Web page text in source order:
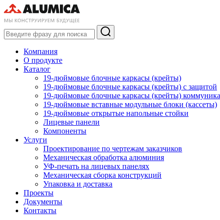
Компания
О продукте
Каталог
19-дюймовые блочные каркасы (крейты)
19-дюймовые блочные каркасы (крейты) с защитой
19-дюймовые блочные каркасы (крейты)
19-дюймовые вставные модульные блоки (кассеты)
19-дюймовые открытые напольные стойки
Лицевые панели
Компоненты
Услуги
Проектирование по чертежам заказчиков
Механическая обработка алюминия
УФ-печать на лицевых панелях
Механическая сборка конструкций
Упаковка и доставка
Проекты
Документы
Контакты